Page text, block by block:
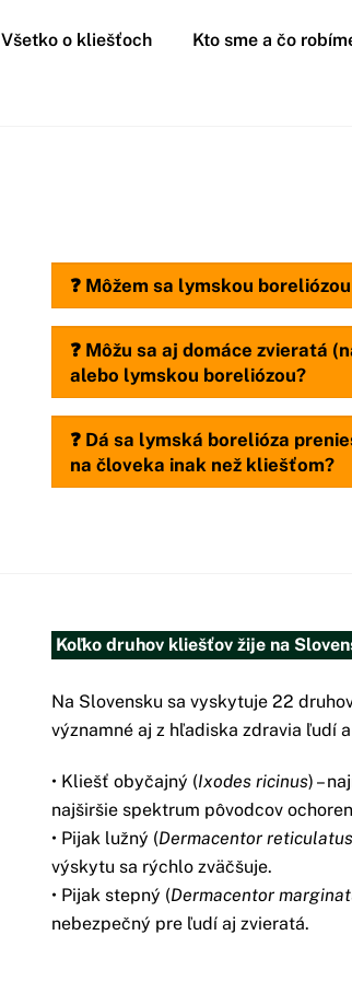
Všetko o kliešťoch Kto sme a čo
❓ Môžem sa lymskou
❓ Môžu sa aj domáce zvieratá
alebo lymskou boreliózou?
❓ Dá sa lymská borelióza
na človeka inak než kliešťom?
Koľko druhov kliešťov žije na
Na Slovensku sa vyskytuje 22
významné aj z hľadiska zdravia ľudí
• Kliešť obyčajný (Ixodes ricinus) –
najširšie spektrum pôvodcov
• Pijak lužný (Dermacentor reticulatus
výskytu sa rýchlo zväčšuje.
• Pijak stepný (Dermacentor
nebezpečný pre ľudí aj zvieratá.